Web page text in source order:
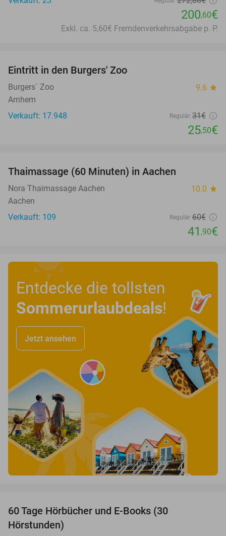
200,60€
Exkl. ca. 5,60€ Fremdenverkehrsabgabe p. P.
Eintritt in den Burgers' Zoo
Burgers´ Zoo 9.6 star
Arnhem
Verkauft: 17.948
Regulär 31€
25,50€
Thaimassage (60 Minuten) in Aachen
Nora Thaimassage Aachen 10.0 star
Aachen
Verkauft: 109
Regulär 60€
41 ,90€
Entdecke die tollsten
Sommerurlaubdeals!
Jetzt ansehen
60 Tage Hörbücher und E-Books (30
Hörstunden)